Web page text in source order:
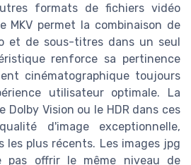
formats de fichiers vidéo
MKV permet la combinaison de
et de sous-titres dans un seul
renforce sa pertinence
cinématographique toujours
utilisateur optimale. La
Dolby Vision ou le HDR dans ces
d'image exceptionnelle,
les plus récents. Les images jpg
pas offrir le même niveau de